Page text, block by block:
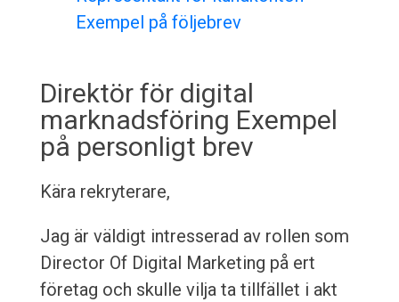
Exempel på följebrev
Direktör för digital
marknadsföring Exempel
på personligt brev
Kära rekryterare,
Jag är väldigt intresserad av rollen som
Director Of Digital Marketing på ert
företag och skulle vilja ta tillfället i akt